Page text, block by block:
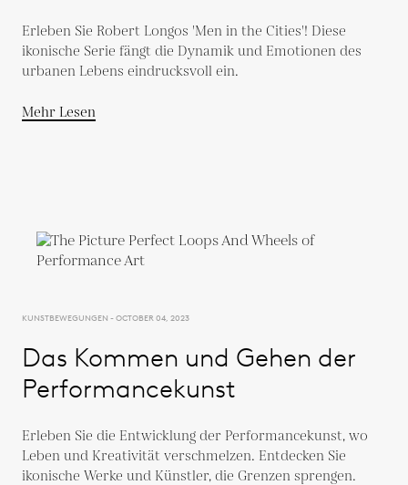
Erleben Sie Robert Longos 'Men in the Cities'! Diese
ikonische Serie fängt die Dynamik und Emotionen des
urbanen Lebens eindrucksvoll ein.
Mehr Lesen
KUNSTBEWEGUNGEN - OCTOBER 04, 2023
Das Kommen und Gehen der
Performancekunst
Erleben Sie die Entwicklung der Performancekunst, wo
Leben und Kreativität verschmelzen. Entdecken Sie
ikonische Werke und Künstler, die Grenzen sprengen.